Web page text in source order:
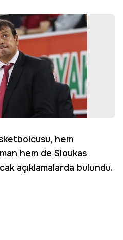
hem
hem de Sloukas
açıklamalarda bulundu.